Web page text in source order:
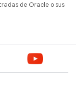
de Oracle o sus